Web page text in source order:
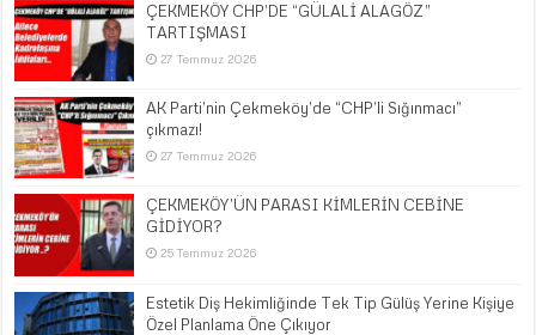
ÇEKMEKÖY CHP’DE “GÜLALİ ALAGÖZ”
TARTIŞMASI
27 Temmuz 2026
AK Parti’nin Çekmeköy’de “CHP’li Sığınmacı”
çıkmazı!
27 Temmuz 2026
ÇEKMEKÖY’ÜN PARASI KİMLERİN CEBİNE
GİDİYOR?
25 Temmuz 2026
Estetik Diş Hekimliğinde Tek Tip Gülüş Yerine Kişiye
Özel Planlama Öne Çıkıyor